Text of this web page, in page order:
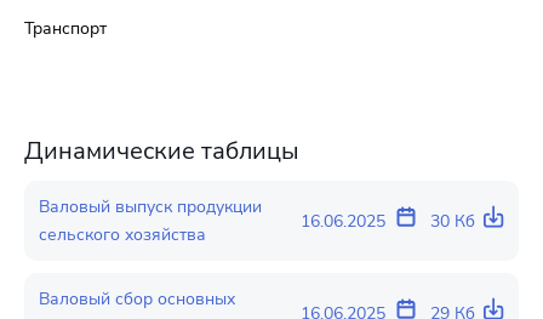
Транспорт
Динамические таблицы
Валовый выпуск продукции
сельского хозяйства
16.06.2025 30 Кб
Валовый сбор основных
16.06.2025 29 Кб